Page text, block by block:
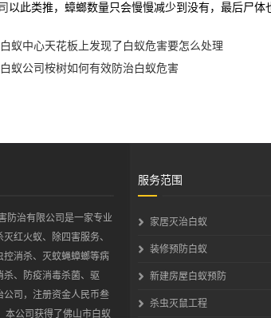
以此类推，蟑螂数量只会慢慢减少到没有，最后尸体
蚁中心天花板上发现了白蚁危害要怎么处理
蚁公司桉树如何有效防治白蚁危害
防治有限公司是一家专业
红火蚁、除四害服务、
控消杀、灭蚊蝇蟑螂等病
、防疫消毒杀菌、驱
司，注册资金人民币叁
本公司获得了佛山市白蚁
服务范围
家居灭治白蚁
装修预防白蚁
新建房屋白蚁预防
杀虫灭鼠工程